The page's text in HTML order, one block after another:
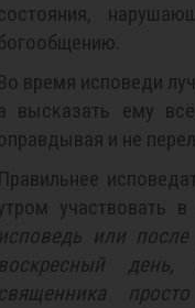
время исповеди
высказать ему
и не
Правильнее
участвовать в
исповедь или
воскресный
священника